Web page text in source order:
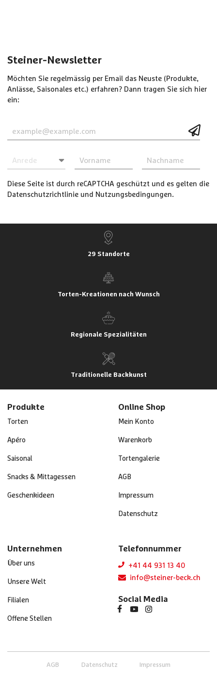
Steiner-Newsletter
Möchten Sie regelmässig per Email das Neuste (Produkte,
Anlässe, Saisonales etc.) erfahren? Dann tragen Sie sich hier
ein:
Diese Seite ist durch reCAPTCHA geschützt und es gelten die
Datenschutzrichtlinie und Nutzungsbedingungen.
29 Standorte
Torten-Kreationen nach Wunsch
Regionale Spezialitäten
Traditionelle Backkunst
Produkte
Torten
Apéro
Saisonal
Snacks & Mittagessen
Geschenkideen
Online Shop
Mein Konto
Warenkorb
Tortengalerie
AGB
Impressum
Datenschutz
Unternehmen
Über uns
Unsere Welt
Filialen
Offene Stellen
Telefonnummer
+41 44 931 13 40
info@steiner-beck.ch
Social Media
AGB Datenschutz Impressum